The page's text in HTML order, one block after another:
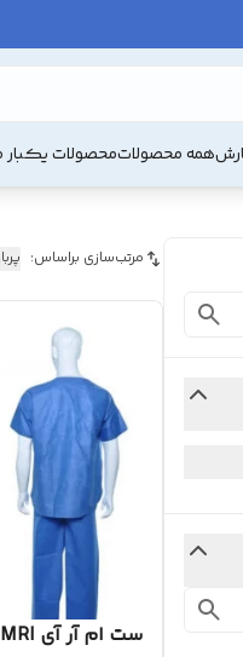
همه محصولاتمحصولات
مرتب‌سازی براساس:
ست ام آر آی MRI